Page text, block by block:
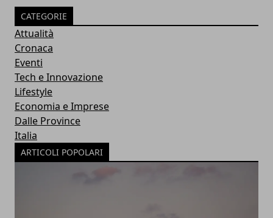
CATEGORIE
Attualità
Cronaca
Eventi
Tech e Innovazione
Lifestyle
Economia e Imprese
Dalle Province
Italia
ARTICOLI POPOLARI